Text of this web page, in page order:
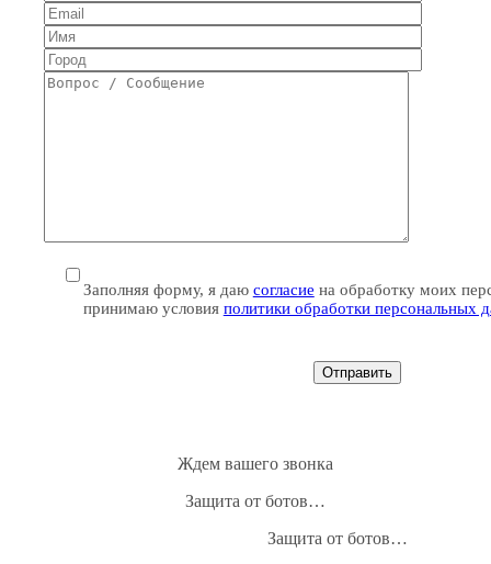
Заполняя форму, я даю согласие на обработку моих
принимаю условия политики обработки персональных
Ждем вашего звонка
Защита от ботов…
Защита от ботов…